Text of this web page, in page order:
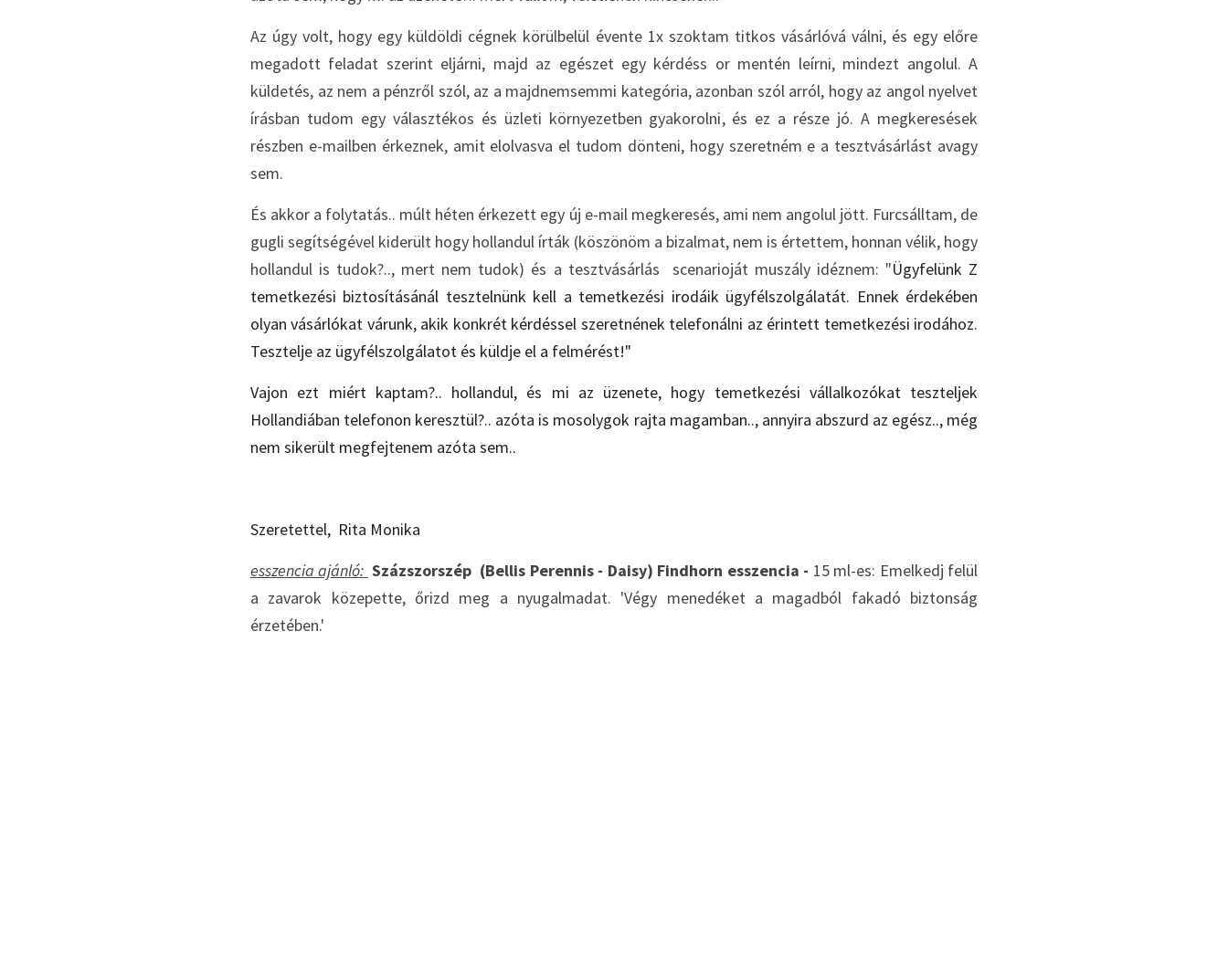
Az úgy volt, hogy egy küldöldi cégnek körülbelül évente 1x szoktam titkos vásárlóvá válni, és egy előre
megadott feladat szerint eljárni, majd az egészet egy kérdéss or mentén leírni, mindezt angolul. A
küldetés, az nem a pénzről szól, az a majdnemsemmi kategória, azonban szól arról, hogy az angol nyelvet
írásban tudom egy választékos és üzleti környezetben gyakorolni, és ez a része jó. A megkeresések
részben e-mailben érkeznek, amit elolvasva el tudom dönteni, hogy szeretném e a tesztvásárlást avagy
sem.
És akkor a folytatás.. múlt héten érkezett egy új e-mail megkeresés, ami nem angolul jött. Furcsálltam, de
gugli segítségével kiderült hogy hollandul írták (köszönöm a bizalmat, nem is értettem, honnan vélik, hogy
hollandul is tudok?.., mert nem tudok) és a tesztvásárlás  scenarioját muszály idéznem: "Ügyfelünk Z
temetkezési biztosításánál tesztelnünk kell a temetkezési irodáik ügyfélszolgálatát. Ennek érdekében
olyan vásárlókat várunk, akik konkrét kérdéssel szeretnének telefonálni az érintett temetkezési irodához.
Tesztelje az ügyfélszolgálatot és küldje el a felmérést!"
Vajon ezt miért kaptam?.. hollandul, és mi az üzenete, hogy temetkezési vállalkozókat teszteljek
Hollandiában telefonon keresztül?.. azóta is mosolygok rajta magamban.., annyira abszurd az egész.., még
nem sikerült megfejtenem azóta sem..
Szeretettel,  Rita Monika
esszencia ajánló: Százszorszép  (Bellis Perennis - Daisy) Findhorn esszencia - 15 ml-es: Emelkedj felül
a zavarok közepette, őrizd meg a nyugalmadat. 'Végy menedéket a magadból fakadó biztonság
érzetében.'